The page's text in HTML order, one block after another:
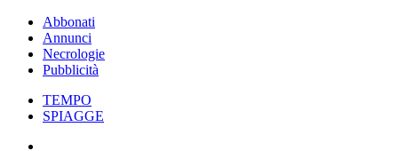
Abbonati
Annunci
Necrologie
Pubblicità
TEMPO
SPIAGGE